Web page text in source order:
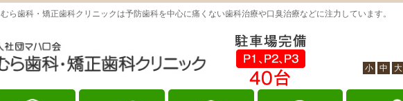
ら歯科・矯正歯科クリニックは予防歯科を中心に痛くない歯科治療や口臭治療などに注力しています。
小 中 大